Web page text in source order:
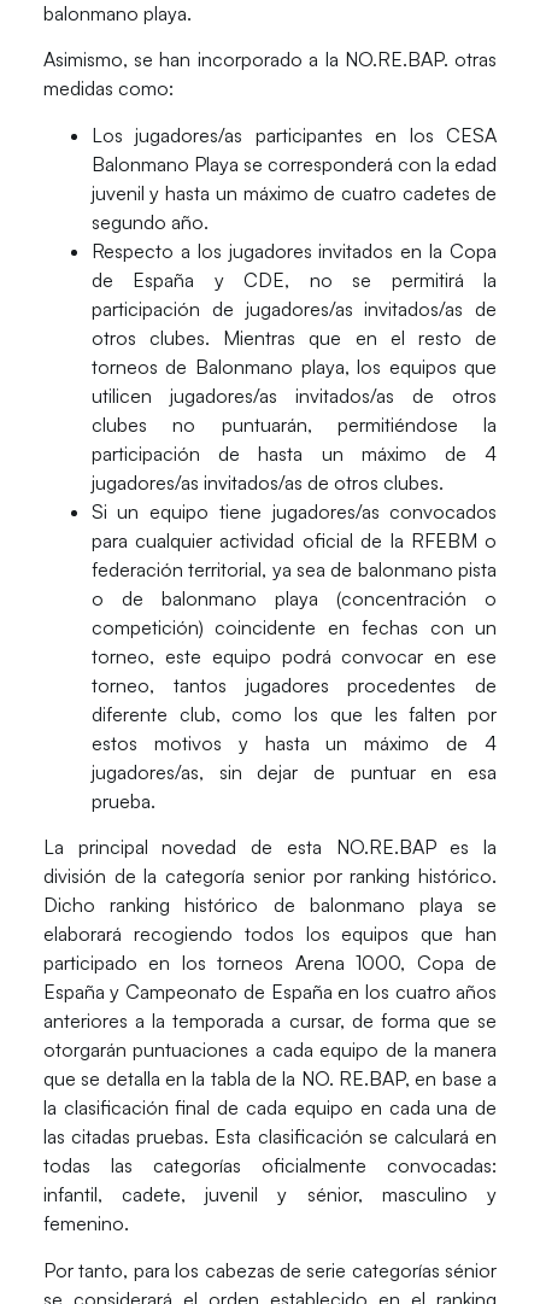
balonmano playa.
Asimismo, se han incorporado a la NO.RE.BAP. otras
medidas como:
Los jugadores/as participantes en losCESA
Balonmano Playa se corresponderá con la edad
juvenil y hasta un máximo de cuatro cadetes de
segundo año.
Respecto a los jugadores invitados en laCopa
de España y CDE, no se permitirá la
participación de jugadores/as invitados/as de
otros clubes. Mientras que en el resto de
torneos de Balonmano playa, los equipos que
utilicen jugadores/as invitados/as de otros
clubes no puntuarán, permitiéndose la
participación de hasta un máximo de 4
jugadores/as invitados/as de otros clubes.
Si un equipo tiene jugadores/as convocados
para cualquier actividad oficial de la RFEBM o
federación territorial, ya sea de balonmano pista
o de balonmano playa (concentración o
competición) coincidente en fechas con un
torneo, este equipo podrá convocar en ese
torneo, tantos jugadores procedentes de
diferente club, como los que les falten por
estos motivos y hasta un máximo de 4
jugadores/as, sin dejar de puntuar en esa
prueba.
La principal novedad de esta NO.RE.BAP es la
división de la categoría senior por ranking histórico.
Dichoranking histórico de balonmano playa se
elaborará recogiendo todos los equipos que han
participado en los torneos Arena 1000, Copa de
España y Campeonato de España en los cuatro años
anteriores a la temporada a cursar, de forma que se
otorgarán puntuaciones a cada equipo de la manera
que se detalla en la tabla de la NO. RE.BAP, en base a
la clasificación final de cada equipo en cada una de
las citadas pruebas. Esta clasificación se calculará en
todas las categorías oficialmente convocadas:
infantil, cadete, juvenil y sénior, masculino y
femenino.
Por tanto, para los cabezas de serie categorías sénior
se considerará el orden establecido en el ranking